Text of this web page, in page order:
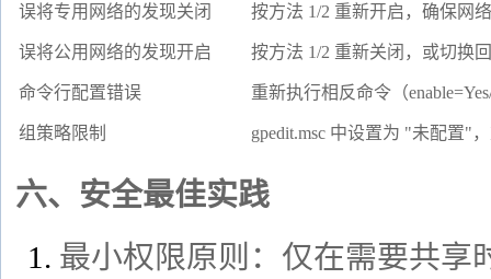
误将专用网络的发现关闭 按方法 1/2 重新开启，确保网
误将公用网络的发现开启 按方法 1/2 重新关闭，或切换
命令行配置错误 重新执行相反命令（
组策略限制 gpedit.msc 中设置为 "未配置"
六、安全最佳实践
最小权限原则：仅在需要共享